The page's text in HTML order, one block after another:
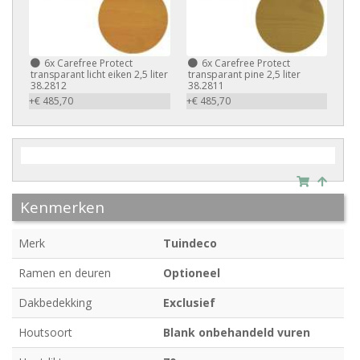
6x Carefree Protect
transparant licht eiken 2,5 liter
38.2812
+€ 485,70
6xCarefree Protect
transparant pine 2,5 liter
38.2811
+€ 485,70
Kenmerken
Merk
Tuindeco
Ramen en deuren
Optioneel
Dakbedekking
Exclusief
Houtsoort
Blank onbehandeld vuren